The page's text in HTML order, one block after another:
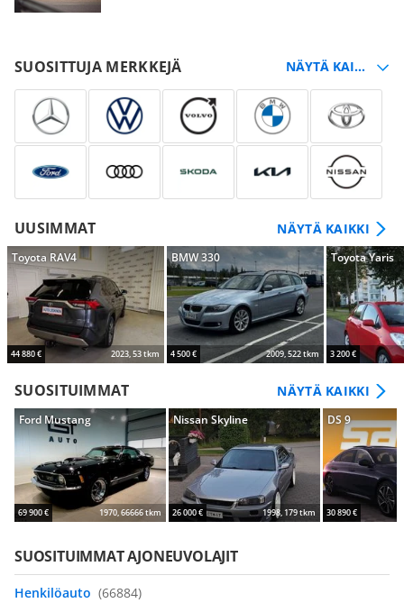
SUOSITTUJA MERKKEJÄ
UUSIMMAT NÄYTÄ KAIKKI
Toyota RAV4
44 880 € 2023, 53 tkm
BMW 330
4 500 € 2009, 522 tkm
Toyota Yaris
3 200 €
SUOSITUIMMAT NÄYTÄ KAIKKI
Ford Mustang
69 900 € 1970, 66666 tkm
Nissan Skyline
26 000 € 1998, 179 tkm
DS 9
30 890 €
SUOSITUIMMAT AJONEUVOLAJIT
(66884)